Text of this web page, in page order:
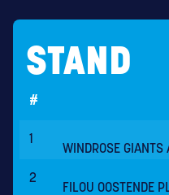
STAND
#
1
WINDROSE GIANTS
2
FILOU OOSTENDE